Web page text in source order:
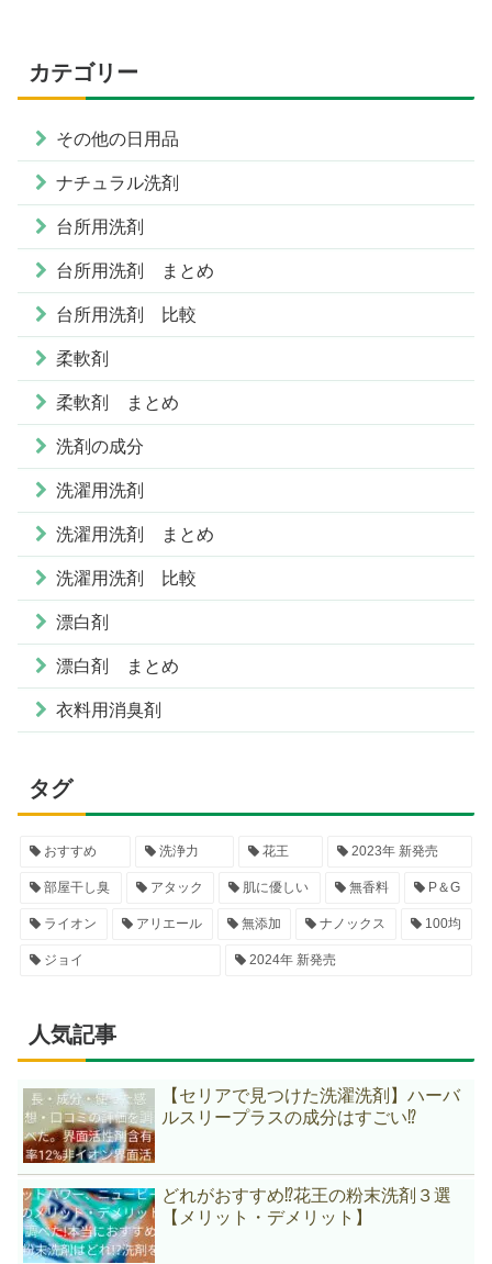
カテゴリー
その他の日用品
ナチュラル洗剤
台所用洗剤
台所用洗剤 まとめ
台所用洗剤 比較
柔軟剤
柔軟剤 まとめ
洗剤の成分
洗濯用洗剤
洗濯用洗剤 まとめ
洗濯用洗剤 比較
漂白剤
漂白剤 まとめ
衣料用消臭剤
タグ
おすすめ 洗浄力 花王 2023年 新発売
部屋干し臭 アタック 肌に優しい 無香料 P＆G
ライオン アリエール 無添加 ナノックス 100均
ジョイ 2024年 新発売
人気記事
【セリアで見つけた洗濯洗剤】ハーバ
ルスリープラスの成分はすごい⁉
どれがおすすめ⁉花王の粉末洗剤３選
【メリット・デメリット】